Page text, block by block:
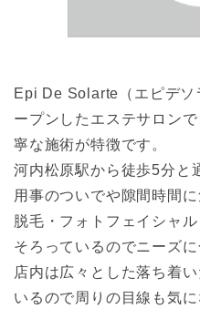
Epi De Solarte（エピデソ
ープンしたエステサロン
寧な施術が特徴です。
河内松原駅から徒歩5分と
用事のついでや隙間時間
脱毛・フォトフェイシャ
そろっているのでニーズに
店内は広々とした落ち着
いるので周りの目線も気に